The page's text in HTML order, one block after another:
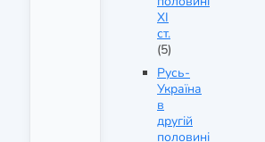
XI
ст.
(5)
Русь-
Україна
в
другій
половині